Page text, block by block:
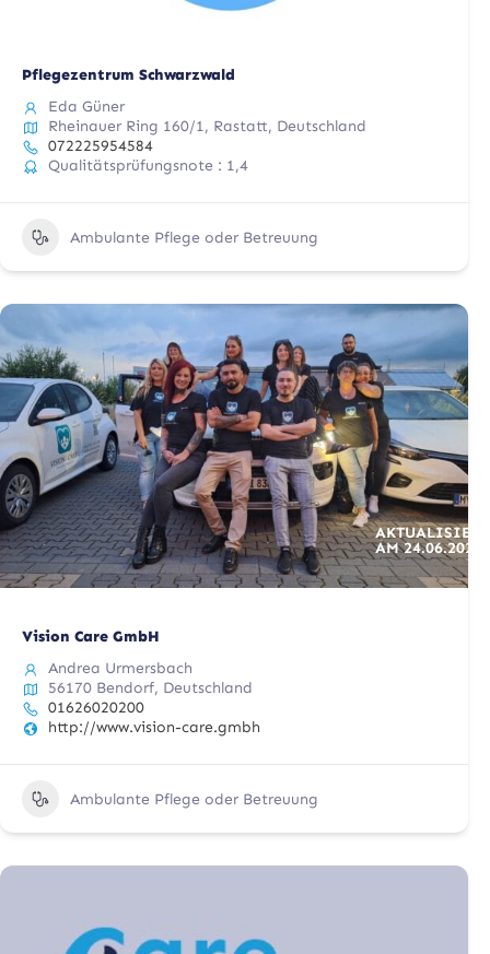
Pflegezentrum Schwarzwald
Eda Güner
Rheinauer Ring 160/1, Rastatt, Deutschland
072225954584
Qualitätsprüfungsnote : 1,4
Ambulante Pflege oder Betreuung
AKTUALISIERT
AM 24.06.2025
Vision Care GmbH
Andrea Urmersbach
56170 Bendorf, Deutschland
01626020200
http://www.vision-care.gmbh
Ambulante Pflege oder Betreuung